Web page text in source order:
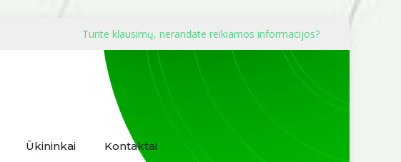
Turite klausimų, nerandate reikiamos informacijos?
Ūkininkai Kontaktai